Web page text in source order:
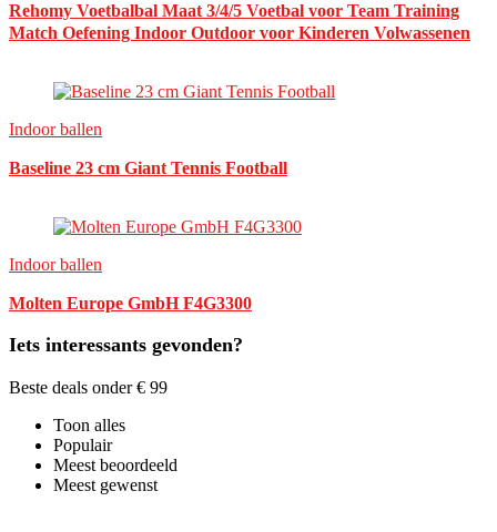
Rehomy Voetbalbal Maat 3/4/5 Voetbal voor Team Training
Match Oefening Indoor Outdoor voor Kinderen Volwassenen
Indoor ballen
Baseline 23 cm Giant Tennis Football
Indoor ballen
Molten Europe GmbH F4G3300
Iets interessants gevonden?
Beste deals onder € 99
Toon alles
Populair
Meest beoordeeld
Meest gewenst